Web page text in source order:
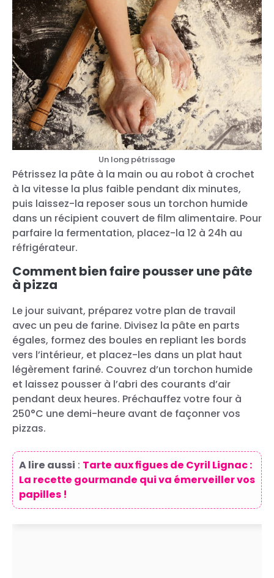
Un long pétrissage
Pétrissez la pâte à la main ou au robot à crochet
à la vitesse la plus faible pendant dix minutes,
puis laissez-la reposer sous un torchon humide
dans un récipient couvert de film alimentaire. Pour
parfaire la fermentation, placez-la 12 à 24h au
réfrigérateur.
Comment bien faire pousser une pâte
à pizza
Le jour suivant, préparez votre plan de travail
avec un peu de farine. Divisez la pâte en parts
égales, formez des boules en repliant les bords
vers l’intérieur, et placez-les dans un plat haut
légèrement fariné. Couvrez d’un torchon humide
et laissez pousser à l’abri des courants d’air
pendant deux heures. Préchauffez votre four à
250°C une demi-heure avant de façonner vos
pizzas.
A lire aussi : Tarte aux figues de Cyril Lignac :
La recette gourmande qui va émerveiller vos
papilles !